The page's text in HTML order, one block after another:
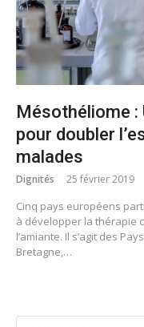
Mésothéliome :
pour doubler
malades
Dignités 25 février 2019
Cinq pays européens
à développer la thérapie
l’amiante. Il s’agit des
Bretagne,…